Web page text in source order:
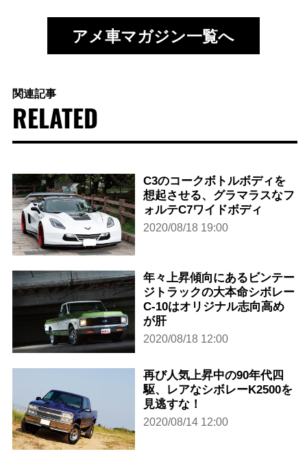
アメ車マガジン一覧へ
関連記事
RELATED
C3のコークボトルボディを
想起させる、グラマラスなフ
ォルテC7ワイドボディ
2020/08/18 19:00
年々上昇傾向にあるビンテー
ジトラックの大本命シボレー
C-10はオリジナル志向高め
が肝
2020/08/18 12:00
再び人気上昇中の90年代四
駆、レアなシボレーK2500を
見逃すな！
2020/08/14 12:00